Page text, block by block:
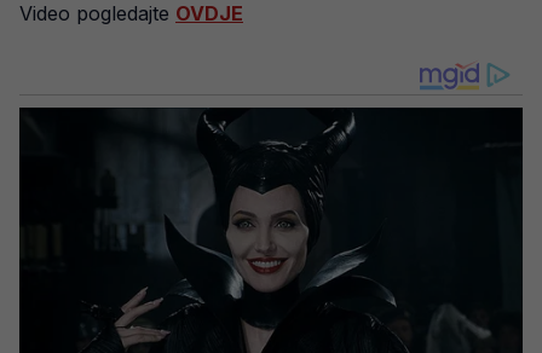
Video pogledajte OVDJE